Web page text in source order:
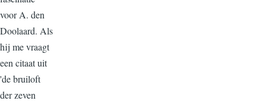
voor A. den
Doolaard. Als
hij me vraagt
een citaat uit
'de bruiloft
der zeven